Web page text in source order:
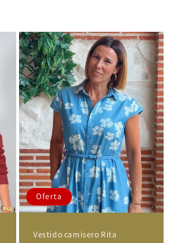
Oferta
Vestido camisero Rita